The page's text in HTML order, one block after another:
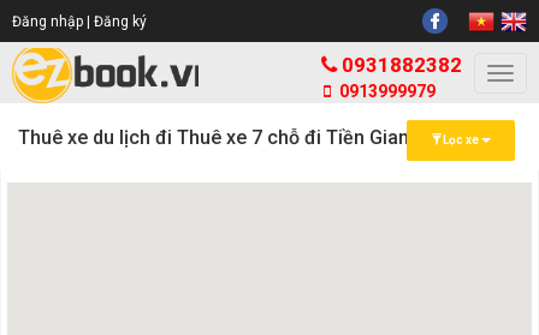
Đăng nhập | Đăng ký
0931882382
0913999979
Thuê xe du lịch đi Thuê xe 7 chỗ đi Tiền Giang Lọc xe